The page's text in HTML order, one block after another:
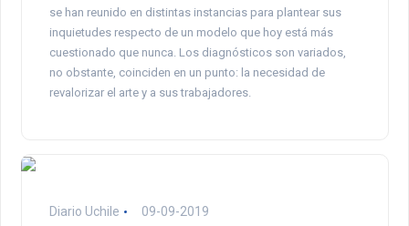
se han reunido en distintas instancias para plantear sus
inquietudes respecto de un modelo que hoy está más
cuestionado que nunca. Los diagnósticos son variados,
no obstante, coinciden en un punto: la necesidad de
revalorizar el arte y a sus trabajadores.
Diario Uchile 09-09-2019